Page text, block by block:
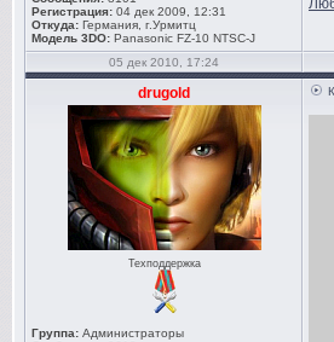
Регистрация: 04 дек 2009, 12:31
Откуда: Германия, г.Урмитц
Модель 3DO: Panasonic FZ-10 NTSC-J
05 дек 2010, 17:24
drugold
Техподдержка
Группа: Администраторы